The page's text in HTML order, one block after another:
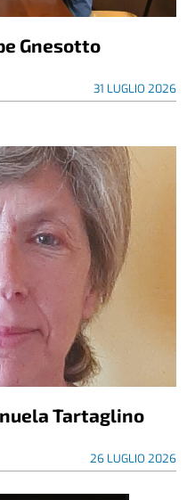
Gnesotto
31 LUGLIO 2026
Tartaglino
26 LUGLIO 2026